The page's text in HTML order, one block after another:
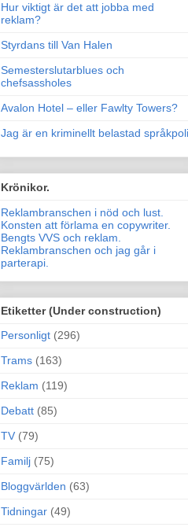
Hur viktigt är det att jobba med
reklam?
Styrdans till Van Halen
Semesterslutarblues och
chefsassholes
Avalon Hotel – eller Fawlty Towers?
Jag är en kriminellt belastad
Krönikor.
Reklambranschen i nöd och lust.
Konsten att förlama en copywriter.
Bengts VVS och reklam.
Reklambranschen och jag går i
parterapi.
Etiketter (Under construction)
Personligt (296)
Trams (163)
Reklam (119)
Debatt (85)
TV (79)
Familj (75)
Bloggvärlden (63)
Tidningar (49)